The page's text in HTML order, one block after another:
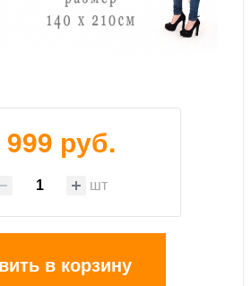
девизом
999 руб.
шт
в корзину